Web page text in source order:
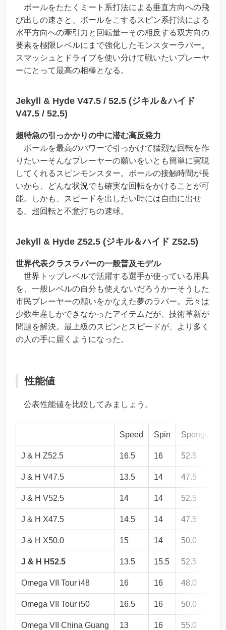
ボールをたたくミート系打法による垂直方向への飛
び出しの速さと、ボールをこするスピン系打法による
水平方向への牽引力と回転量ーその相反する双方向の
要素を極限レベルにまで強化したモンスターラバー。
スマッシュとドライブを使い分けて戦いたいプレーヤ
ーにとって最高の相棒となる。
Jekyll & Hyde V47.5 / 52.5 (ジキル＆ハイド
V47.5 / 52.5)
超特急の引っかかりの中に潜む高反発力
ボールを最高のパワーで引っかけて猛烈な回転を作
りたいーそんなプレーヤーの願いをいとも簡単に実現
してくれるスピンモンスター。ボールの接触時間が長
いから、どんな状況でも確実な回転をかけることが可
能。しかも、スピードを出したい時には自由に出せ
る。超回転と不意打ちの速球。
Jekyll & Hyde Z52.5 (ジキル＆ハイド Z52.5)
世界代表クラスラバーの一般普及モデル
世界トップレベルで活躍する選手が使っている用具
を、一般レベルの自分も使えないだろうかーそうした
市民プレーヤーの願いをかなえた夢のラバー。元々は
少数生産しかできなかったアイテムだが、技術革新が
問題を解決。最上級のスピンとスピードが、より多く
の人の手に届くようになった。
性能値
公表性能値を比較してみましょう。
Speed Spin Sponge
J & H Z52.5 16.5 16 52.5
J & H V47.5 13.5 14 47.5
J & H V52.5 14 14 52.5
J & H X47.5 14.5 14 47.5
J & H X50.0 15 14 50.0
J & H H52.5 13.5 15.5 52.5
Omega VII Tour i48 16 16 48.0
Omega VII Tour i50 16.5 16 50.0
Omega VII China Guang 13 16 55.0